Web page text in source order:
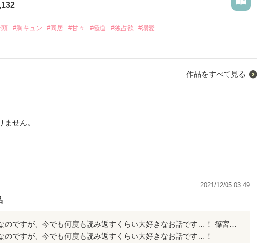
！
いけないダメ人間ですね」
)
った。
笑う。
頭 #胸キュン #同居 #甘々 #極道 #独占欲 #溺愛
作品をすべて見る
ません。
2021/12/05 03:49
数年前に出会ったお話なのですが、今でも何度も読み返すくらい大好きなお話です…！ 篠宮渚さまの書くキャラクターたちはどの子も魅力的で、読めば読むほど物語に引き込まれていきました。 バトルシーンは緊張感があり、とにかくドキドキ。 甘々シーンを読むと、気づけばいつもにやけてます(笑) 魔法とバトルものが好きな方にとてもおすすめしたい作品です！ もう最高すぎて☆5じゃたりませんっ！ 素敵な物語をありがとうございました！
のですが、今でも何度も読み返すくらい大好きなお話です…！